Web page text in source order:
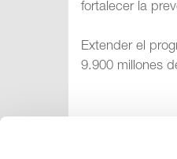
fortalecer la
Extender el
9.900 millones